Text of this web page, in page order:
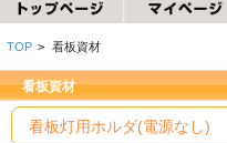
TOP > 看板資材
看板資材
看板灯用ホルダ(電源なし)